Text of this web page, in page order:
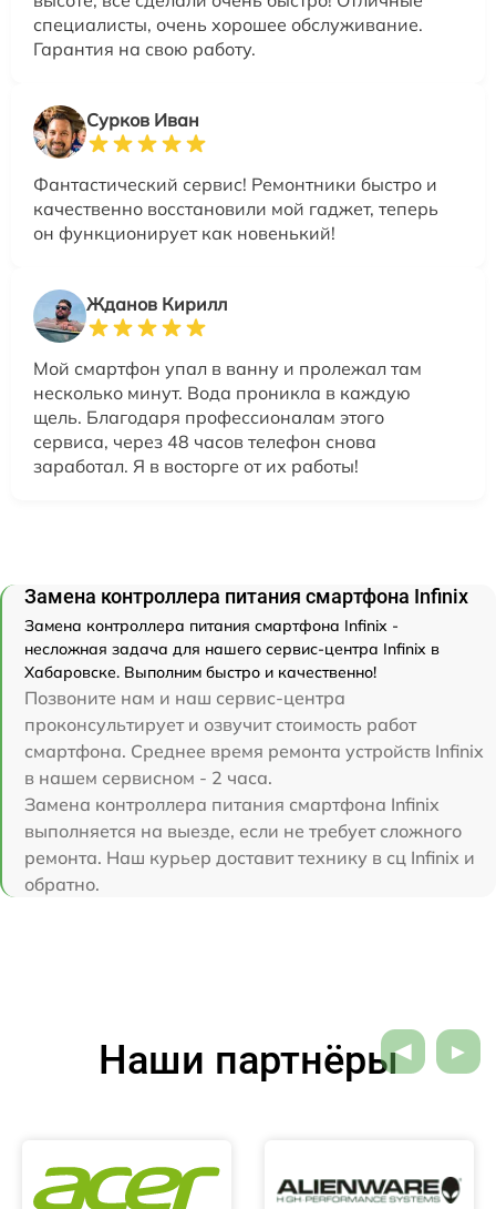
специалисты, очень хорошее обслуживание.
Гарантия на свою работу.
Сурков Иван
Фантастический сервис! Ремонтники быстро и
качественно восстановили мой гаджет, теперь
он функционирует как новенький!
Жданов Кирилл
Мой смартфон упал в ванну и пролежал там
несколько минут. Вода проникла в каждую
щель. Благодаря профессионалам этого
сервиса, через 48 часов телефон снова
заработал. Я в восторге от их работы!
Замена контроллера питания смартфона Infinix
Замена контроллера питания смартфона Infinix -
несложная задача для нашего сервис-центра Infinix в
Хабаровске. Выполним быстро и качественно!
Позвоните нам и наш сервис-центра
проконсультирует и озвучит стоимость работ
смартфона. Среднее время ремонта устройств Infinix
в нашем сервисном - 2 часа.
Замена контроллера питания смартфона Infinix
выполняется на выезде, если не требует сложного
ремонта. Наш курьер доставит технику в сц Infinix и
обратно.
Наши партнёры